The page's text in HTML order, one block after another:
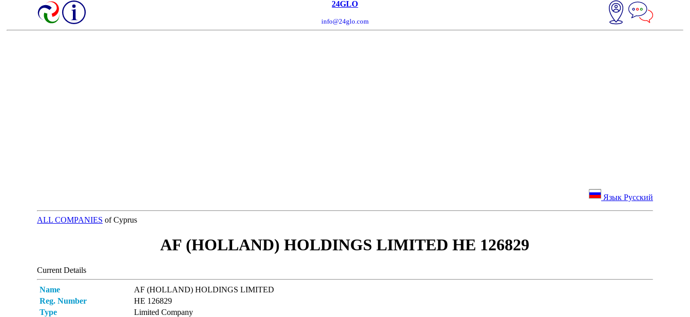
24GLO
info@24glo.com
Язык Русский
ALL COMPANIES of Cyprus
AF (HOLLAND) HOLDINGS LIMITED ΗΕ 126829
Current Details
Name
AF (HOLLAND) HOLDINGS LIMITED
Reg. Number
ΗΕ 126829
Type
Limited Company